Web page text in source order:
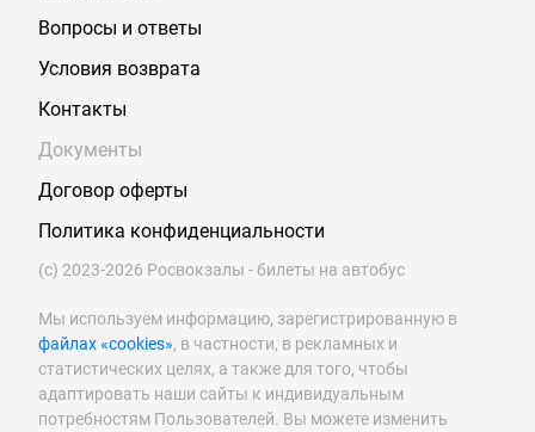
Вопросы и ответы
Условия возврата
Контакты
Документы
Договор оферты
Политика конфиденциальности
(с) 2023-2026 Росвокзалы - билеты на автобус
Мы используем информацию, зарегистрированную в
файлах «cookies», в частности, в рекламных и
статистических целях, а также для того, чтобы
адаптировать наши сайты к индивидуальным
потребностям Пользователей. Вы можете изменить